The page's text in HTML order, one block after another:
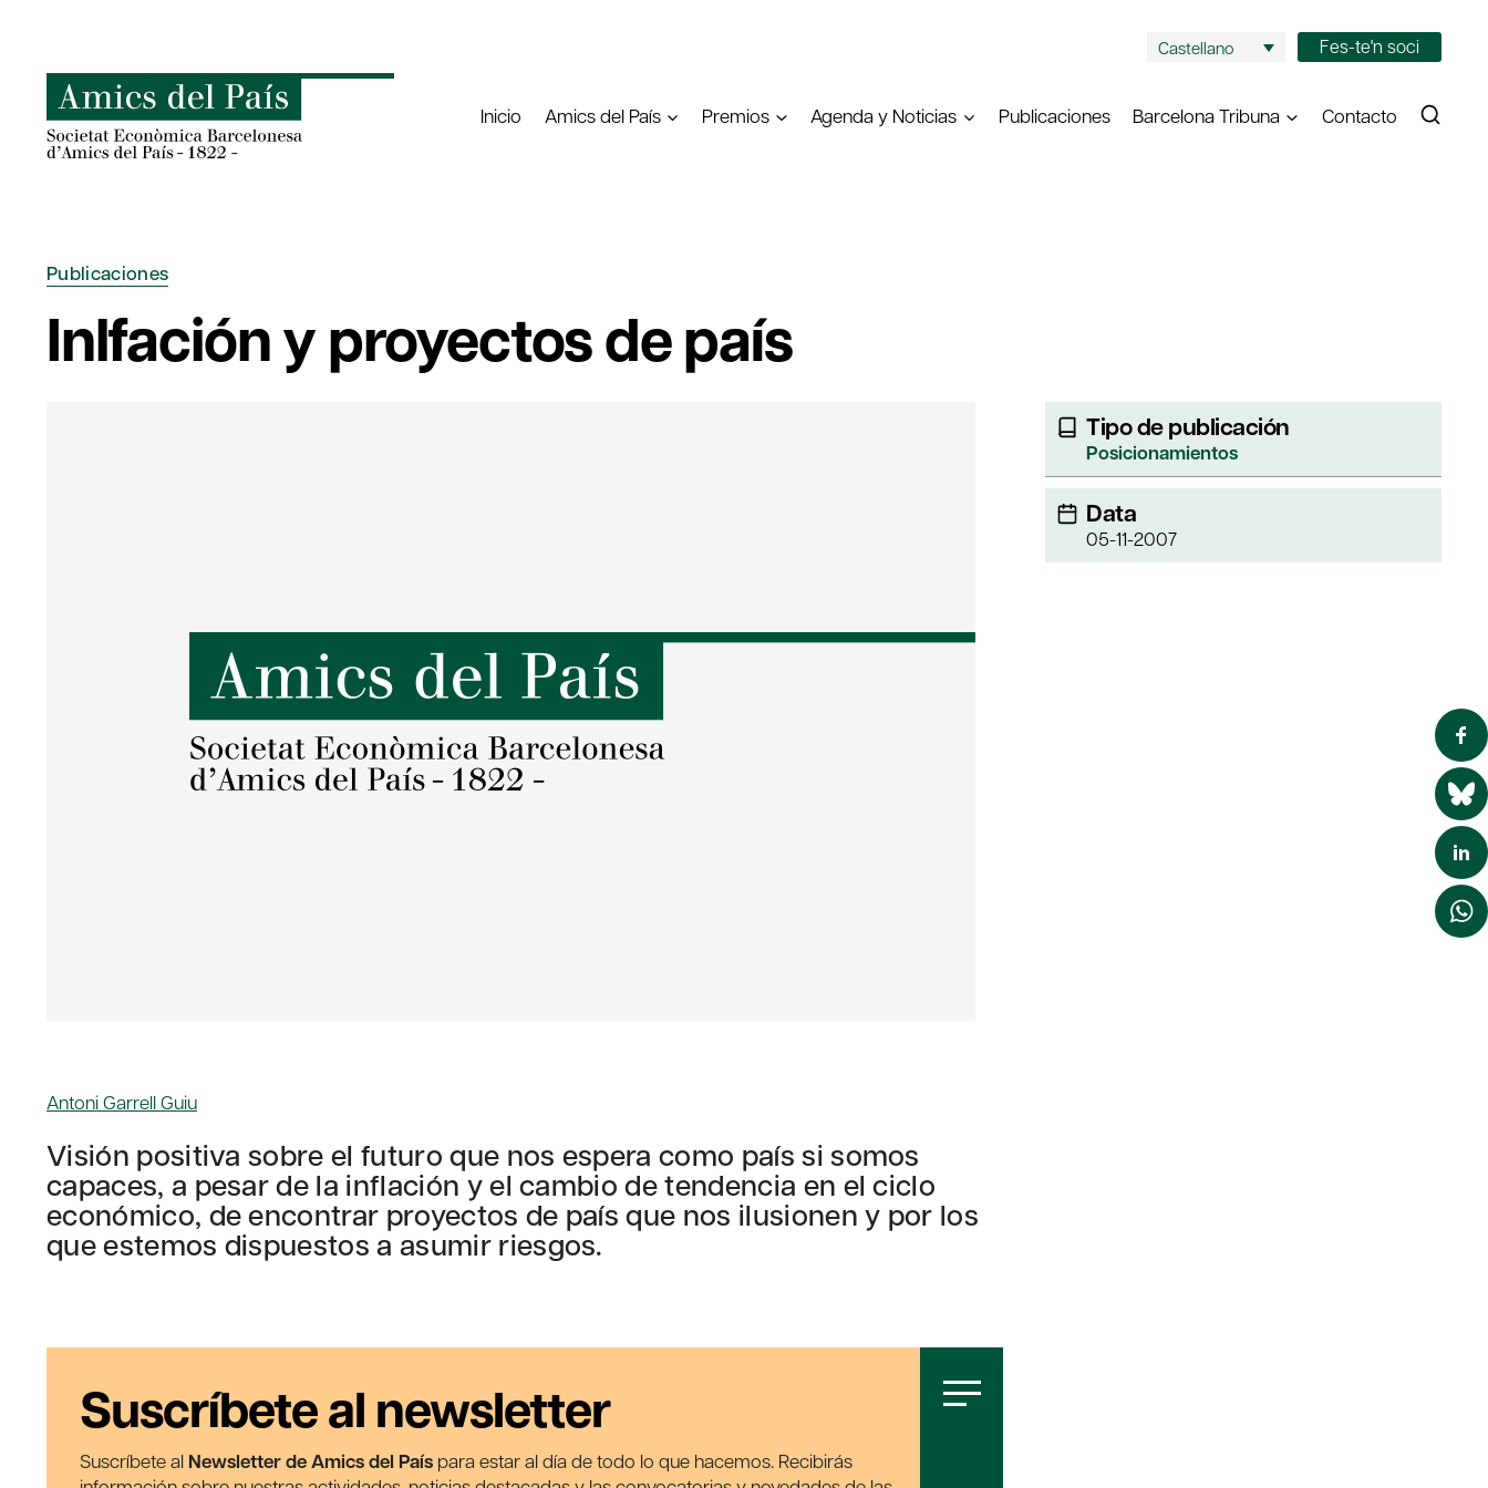
contenido
Castellano Fes-te'n soci
Inicio Amics del País Premios Agenda y Noticias Publicaciones Barcelona Tribuna Contacto
Publicaciones
Inlfación y proyectos de país
Tipo de publicación
Posicionamientos
Data
05-11-2007
Antoni Garrell Guiu
Visión positiva sobre el futuro que nos espera como país si somos
capaces, a pesar de la inflación y el cambio de tendencia en el ciclo
económico, de encontrar proyectos de país que nos ilusionen y por los
que estemos dispuestos a asumir riesgos.
Suscríbete al newsletter
Suscríbete al Newsletter de Amics del País para estar al día de todo lo que hacemos. Recibirás